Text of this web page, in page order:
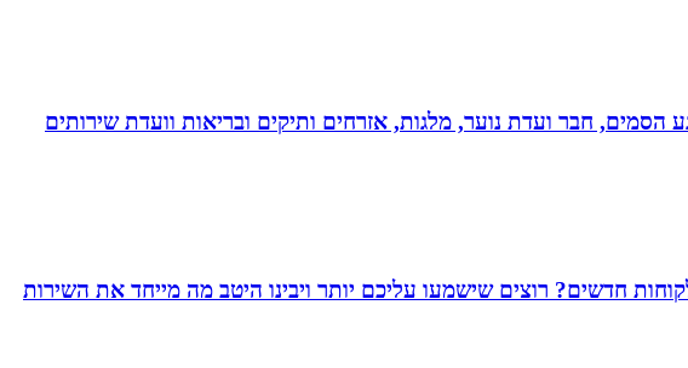
הסמים, חבר ועדת נוער, מלגות, אזרחים ותיקים ובריאות וועדת שירותים
חדשים? רוצים שישמעו עליכם יותר ויבינו היטב מה מייחד את השירות